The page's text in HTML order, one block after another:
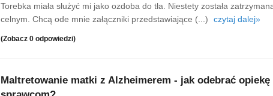
Torebka miała służyć mi jako ozdoba do tła. Niestety została
celnym. Chcą ode mnie załączniki przedstawiające (...)
czytaj dalej»
(Zobacz 0 odpowiedzi)
Maltretowanie matki z Alzheimerem - jak odebrać opiekę